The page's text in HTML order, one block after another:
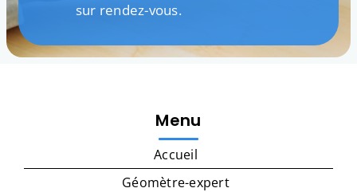
sur rendez-vous.
Menu
Accueil
Géomètre-expert